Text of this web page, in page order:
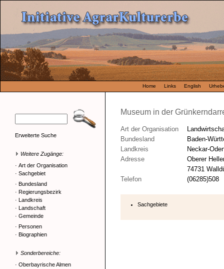
Home Links English
Erweiterte Suche
Weitere Zugänge:
· Art der Organisation
· Sachgebiet
· Bundesland
· Regierungsbezirk
· Landkreis
· Landschaft
· Gemeinde
· Personen
· Biographien
Sonderbereiche:
· Oberbayrische Almen
Museum in der
Art der Organisation
Bundesland
Baden-
Landkreis
Neckar-
Adresse
Oberer
74731
Telefon
(06285)508
Sachgebiete